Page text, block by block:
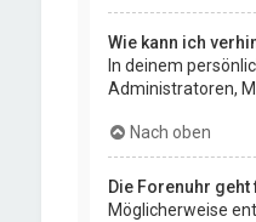
Wie kann ich
In deinem
Administratoren,
Nach oben
Die Forenuhr geht
Möglicherweise